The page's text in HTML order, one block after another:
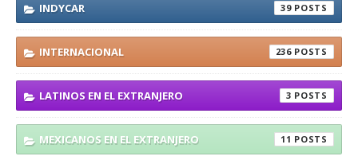
INDYCAR 39
INTERNACIONAL 236
LATINOS EN EL EXTRANJERO 3
MEXICANOS EN EL EXTRANJERO 11